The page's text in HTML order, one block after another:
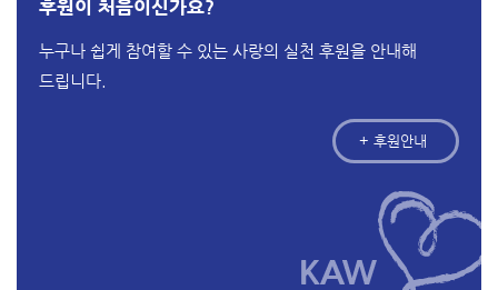
후원이 처음이신가요?
누구나 쉽게 참여할 수 있는 사랑의 실천 후원을 안내해
드립니다.
+ 후원안내